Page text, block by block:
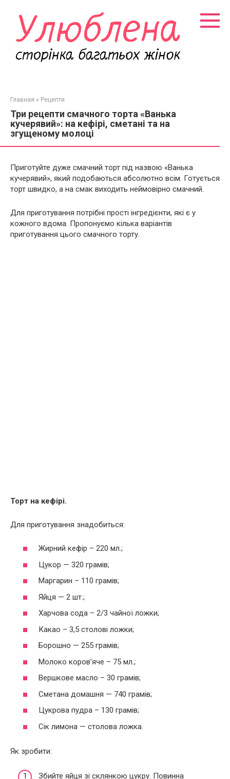
контенту
Главная » Рецепти
Три рецепти смачного торта «Ванька
кучерявий»: на кефірі, сметані та на
згущеному молоці
Приготуйте дуже смачний торт під назвою «Ванька
кучерявий», який подобаються абсолютно всім. Готується
торт швидко, а на смак виходить неймовірно смачний.
Для приготування потрібні прості інгредієнти, які є у
кожного вдома. Пропонуємо кілька варіантів
приготування цього смачного торту.
Торт на кефірі.
Для приготування знадобиться:
Жирний кефір – 220 мл.;
Цукор — 320 грамів;
Маргарин – 110 грамів;
Яйця — 2 шт.;
Харчова сода – 2/3 чайної ложки;
Какао – 3,5 столові ложки;
Борошно — 255 грамів;
Молоко коров’яче – 75 мл.;
Вершкове масло – 30 грамів;
Сметана домашня — 740 грамів;
Цукрова пудра – 130 грамів;
Сік лимона — столова ложка.
Як зробити:
Збийте яйця зі склянкою цукру. Повинна